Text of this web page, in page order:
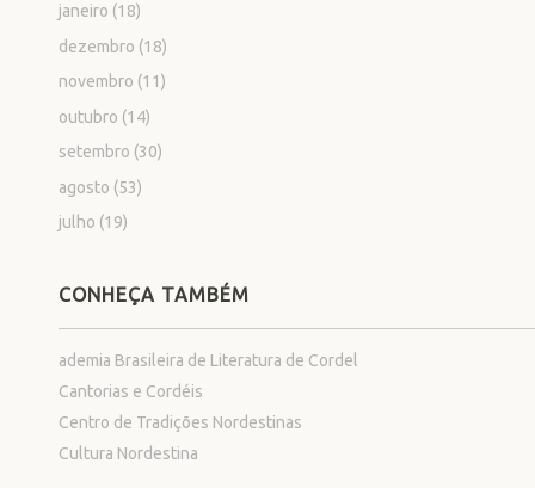
janeiro (18)
dezembro (18)
novembro (11)
outubro (14)
setembro (30)
agosto (53)
julho (19)
CONHEÇA TAMBÉM
ademia Brasileira de Literatura de Cordel
Cantorias e Cordéis
Centro de Tradições Nordestinas
Cultura Nordestina